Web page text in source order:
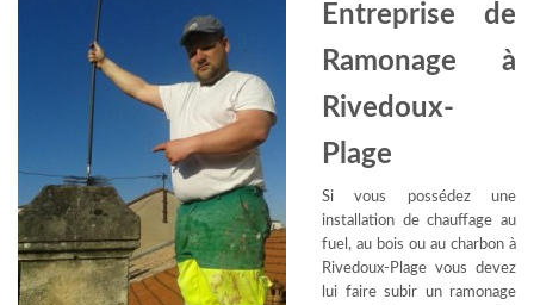
Entreprise de
Ramonage à
Rivedoux-
Plage
Si vous possédez une
installation de chauffage au
fuel, au bois ou au charbon à
Rivedoux-Plage vous devez
lui faire subir un ramonage